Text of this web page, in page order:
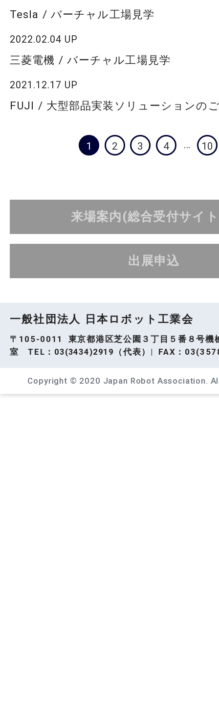
Tesla / バーチャル工場見学
2022.02.04 UP
三菱電機 / バーチャル工場見学
2021.12.17 UP
FUJI / 大型部品実装ソリューションの
1 2 3 4 10
来場案内(総合受付サイ
出展申込
一般社団法人 日本ロボット工業会
〒105-0011 東京都港区芝公園３丁目５番８号機
室 TEL： 03(3434)2919 （代表）| FAX：
Copyright © 2020 Japan Robot Association.